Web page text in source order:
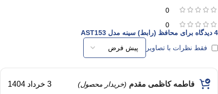
0
0
4 دیدگاه برای
محافظ (رابط) سینه مدل AST153
فقط نظرات با تصاویر
فاطمه کاظمی مقدم (خریدار محصول) 3 خرداد 1404